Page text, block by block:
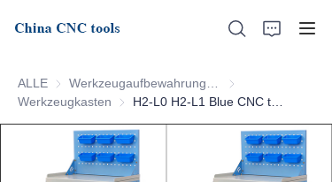
ALLE
Werkzeugkasten Werkzeugkasten
Startseite